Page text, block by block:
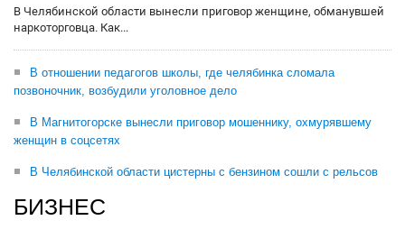
В Челябинской области вынесли приговор женщине, обманувшей
наркоторговца. Как...
В отношении педагогов школы, где челябинка сломала
позвоночник, возбудили уголовное дело
В Магнитогорске вынесли приговор мошеннику, охмурявшему
женщин в соцсетях
В Челябинской области цистерны с бензином сошли с рельсов
БИЗНЕС